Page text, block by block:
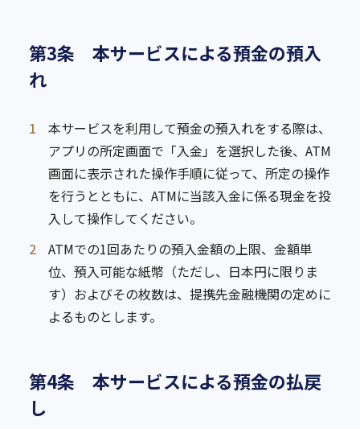
第3条 本サービスによる預金の預入
れ
1
本サービスを利用して預金の預入れをする際は、
アプリの所定画面で「入金」を選択した後、ATM
画面に表示された操作手順に従って、所定の操作
を行うとともに、ATMに当該入金に係る現金を投
入して操作してください。
2
ATMでの1回あたりの預入金額の上限、金額単
位、預入可能な紙幣（ただし、日本円に限りま
す）およびその枚数は、提携先金融機関の定めに
よるものとします。
第4条 本サービスによる預金の払戻
し